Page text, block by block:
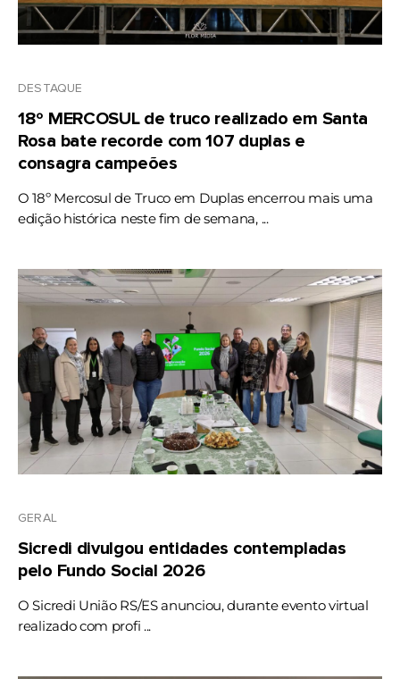
DESTAQUE
18º MERCOSUL de truco realizado em Santa
Rosa bate recorde com 107 duplas e
consagra campeões
O 18º Mercosul de Truco em Duplas encerrou mais uma
edição histórica neste fim de semana, ...
GERAL
Sicredi divulgou entidades contempladas
pelo Fundo Social 2026
O Sicredi União RS/ES anunciou, durante evento virtual
realizado com profi ...